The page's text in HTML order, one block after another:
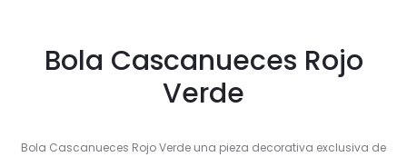
Bola Cascanueces Rojo
Verde
Bola Cascanueces Rojo Verde una pieza decorativa exclusiva de